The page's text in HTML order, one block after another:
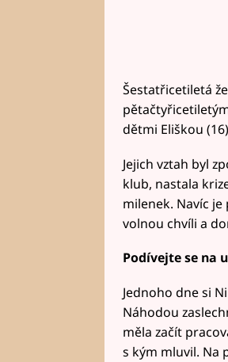
Šestatřicetiletá
dětmi Eliškou
Jejich vztah byl
klub, nastala
milenek. Navíc
volnou chvíli a
Podívejte se na
Jednoho dne si
Náhodou
měla začít
s kým mluvil. Na